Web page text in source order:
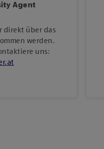
Agent
direkt über das
werden.
uns:
.at